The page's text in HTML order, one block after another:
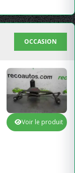
OCCASION
Voir le produit